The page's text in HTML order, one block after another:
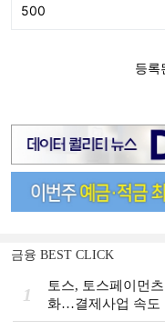
금융 BEST CLICK
1
토스, 토스페이먼
화…결제사업 속도